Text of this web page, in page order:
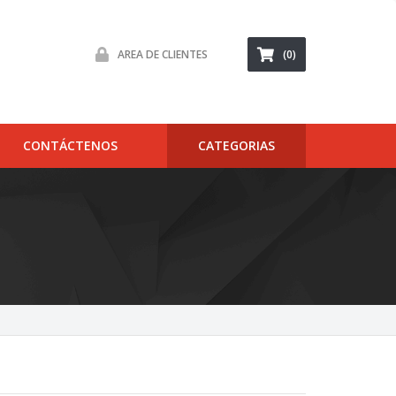
AREA DE CLIENTES (0)
CONTÁCTENOS CATEGORIAS